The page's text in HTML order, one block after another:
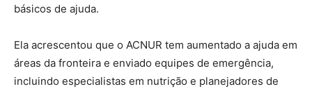
básicos de ajuda.
Ela acrescentou que o ACNUR tem aumentado a ajuda em
áreas da fronteira e enviado equipes de emergência,
incluindo especialistas em nutrição e planejadores de